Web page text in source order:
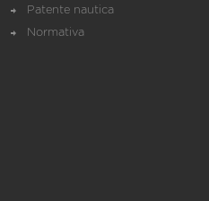
Patente nautica
Normativa